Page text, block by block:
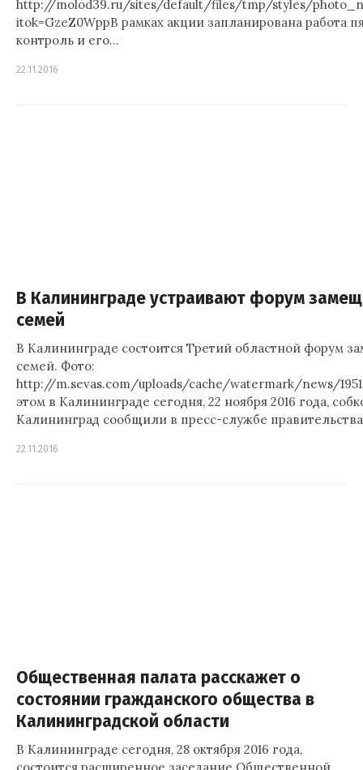
http://molod39.ru/sites/default/files/tmp/styles/
itok=GzeZ0WppВ рамках акции запланирована работа
контроль и его…
22.11.2016
В Калининграде устраивают форум
семей
В Калининграде состоится Третий областной форум
семей. Фото:
http://m.sevas.com/uploads/cache/watermark/news/
этом в Калининграде сегодня, 22 ноября 2016 года,
Калининград сообщили в пресс-службе
22.11.2016
Общественная палата расскажет о
состоянии гражданского общества в
Калининградской области
В Калининграде сегодня, 28 октября 2016 года,